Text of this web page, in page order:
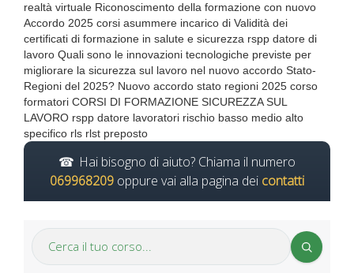
realtà virtuale Riconoscimento della formazione con nuovo
Accordo 2025 corsi asummere incarico di Validità dei
certificati di formazione in salute e sicurezza rspp datore di
lavoro Quali sono le innovazioni tecnologiche previste per
migliorare la sicurezza sul lavoro nel nuovo accordo Stato-
Regioni del 2025? Nuovo accordo stato regioni 2025 corso
formatori CORSI DI FORMAZIONE SICUREZZA SUL
LAVORO rspp datore lavoratori rischio basso medio alto
specifico rls rlst preposto
Hai bisogno di aiuto? Chiama il numero
069968209 oppure vai alla pagina dei contatti